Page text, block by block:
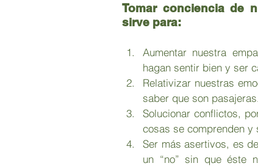
Tomar conciencia de
sirve para:
Aumentar nuestra
hagan sentir bien y ser
Relativizar nuestras
saber que son pasajeras.
Solucionar conflictos,
cosas se comprenden y
Ser más asertivos, es
un “no” sin que éste